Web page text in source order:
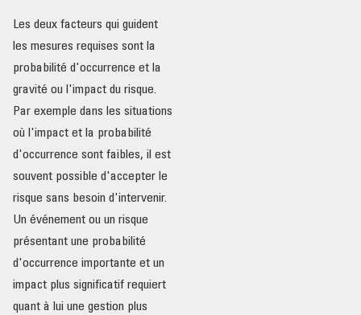
Les deux facteurs qui guident
les mesures requises sont la
probabilité d'occurrence et la
gravité ou l'impact du risque.
Par exemple dans les situations
où l'impact et la probabilité
d'occurrence sont faibles, il est
souvent possible d'accepter le
risque sans besoin d'intervenir.
Un événement ou un risque
présentant une probabilité
d'occurrence importante et un
impact plus significatif requiert
quant à lui une gestion plus